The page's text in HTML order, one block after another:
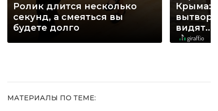
Ролик длится несколько
секунд, а смеяться вы
будете долго
Крыма:
видят...
МАТЕРИАЛЫ ПО ТЕМЕ: